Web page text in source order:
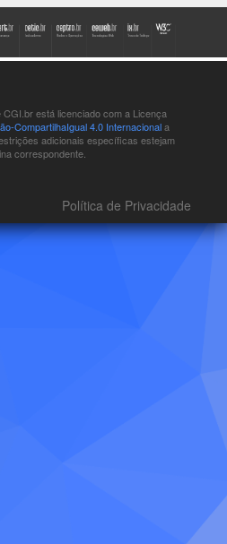
CGI.br está licenciado com a Licença
CompartilhaIgual 4.0 Internacionala
adicionais específicas estejam
correspondente.
Política de Privacidade